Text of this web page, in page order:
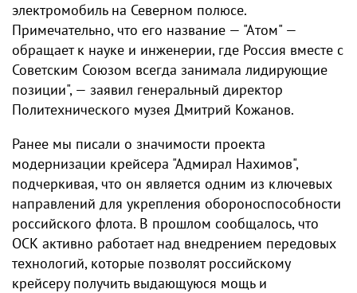
электромобиль на Северном полюсе.
Примечательно, что его название — "Атом" —
обращает к науке и инженерии, где Россия вместе с
Советским Союзом всегда занимала лидирующие
позиции", — заявил генеральный директор
Политехнического музея Дмитрий Кожанов.
Ранее мы писали о значимости проекта
модернизации крейсера "Адмирал Нахимов",
подчеркивая, что он является одним из ключевых
направлений для укрепления обороноспособности
российского флота. В прошлом сообщалось, что
ОСК активно работает над внедрением передовых
технологий, которые позволят российскому
крейсеру получить выдающуюся мощь и